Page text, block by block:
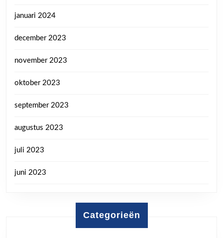
januari 2024
december 2023
november 2023
oktober 2023
september 2023
augustus 2023
juli 2023
juni 2023
Categorieën